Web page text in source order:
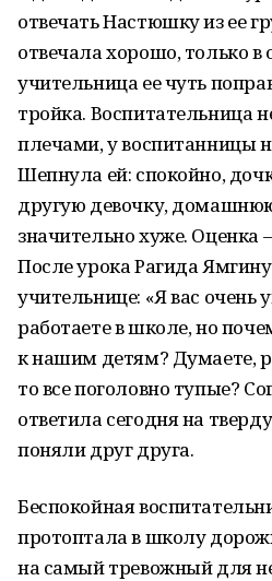
отвечать Настюшку из ее
отвечала хорошо, только в
учительница ее чуть
тройка. Воспитательница
плечами, у воспитанницы
Шепнула ей: спокойно,
другую девочку,
значительно хуже.
После урока Рагида
учительнице: «Я вас очень
работаете в школе, но
к нашим детям? Думаете,
то все поголовно тупые?
ответила сегодня на
поняли друг друга.
Беспокойная
протоптала в школу
на самый тревожный для